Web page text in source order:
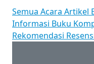
Semua Acara Artikel
Informasi Buku
Rekomendasi